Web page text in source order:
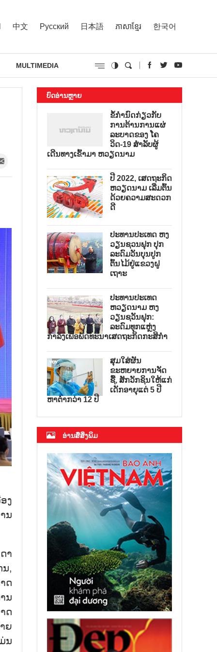
中文 Русский 日本語 ភាសាខ្មែរ 한국어
MULTIMEDIA
ງ
ນ
າ
,
ດ
ນ
ດ
ຍ
ນ
ບົດອ່ານຫຼາຍ
ຂໍ້ກຳນົດກ່ຽວກັບ
ການຕ້ານການແຜ່
ລະບາດຂອງ ໂຄ
ວິດ-19 ສຳລັບຜູ້
ເດີນທາງເຂົ້າມາ ຫວຽດນາມ
ປີ 2022, ເສດຖະກິດ
ຫວຽດນາມ ເລີ່ມຕົ້ນ
ດ້ວຍຄວາມສະດວກ
ດີ
ປະທານປະເທດ ຫງ
ວຽນຊວນຟຸກ ປຸກ
ລະດົມວັນບຸນປູກ
ຕົ້ນໄມ້ຢູ່ແຂວງຝູ
ເຖາະ
ປະທານປະເທດ
ຫວຽດນາມ ຫງ
ວຽນຊວັນຟຸກ:
ລະດົມທຸກແຫຼ່ງ
ກຳລັງເພື່ອພັດທະນາເສດຖະກິດກະສິກຳ
ສຸມໃສ່ຜັນ
ຂະຫຍາຍການຈັດ
ຊື້, ສັກວັກຊິນໃຫ້ແກ່
ເດັກອາຍຸແຕ່ 5 ປີ
ຫາຕ່ຳກວ່າ 12 ປີ
ອ່ານສື່ສິ່ງພິມ